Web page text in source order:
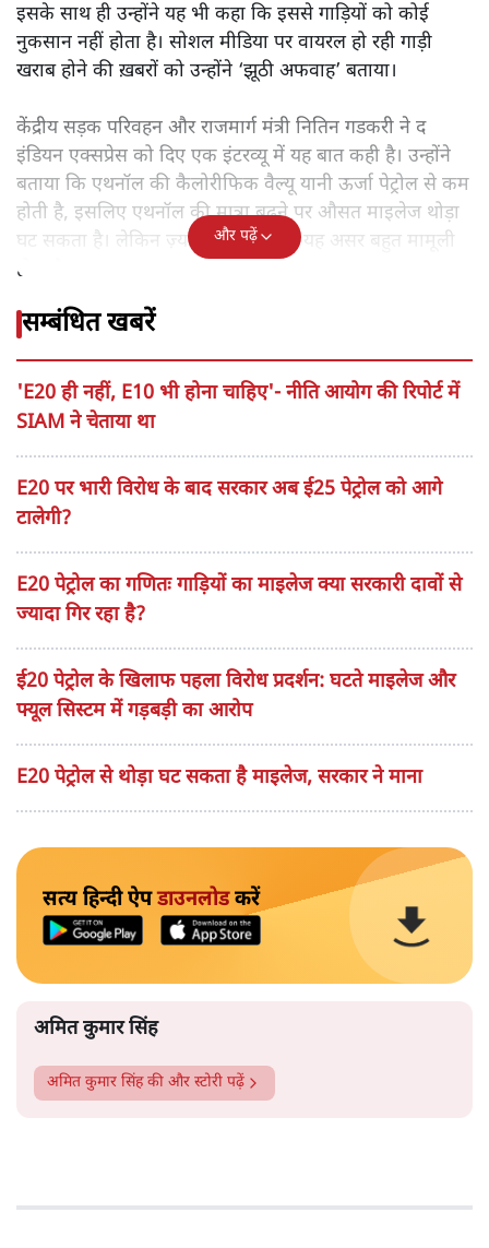
इसके साथ ही उन्होंने यह भी कहा कि इससे गाड़ियों को कोई
नुकसान नहीं होता है। सोशल मीडिया पर वायरल हो रही गाड़ी
खराब होने की ख़बरों को उन्होंने ‘झूठी अफवाह’ बताया।
केंद्रीय सड़क परिवहन और राजमार्ग मंत्री नितिन गडकरी ने द
इंडियन एक्सप्रेस को दिए एक इंटरव्यू में यह बात कही है। उन्होंने
बताया कि एथनॉल की कैलोरीफिक वैल्यू यानी ऊर्जा पेट्रोल से कम
होती है, इसलिए एथनॉल की मात्रा बढ़ने पर औसत माइलेज थोड़ा
घट सकता है। लेकिन ज़्यादातर मामलों में यह असर बहुत मामूली
होता है।
और पढ़ें
सम्बंधित खबरें
'E20 ही नहीं, E10 भी होना चाहिए'- नीति आयोग की रिपोर्ट में
SIAM ने चेताया था
E20 पर भारी विरोध के बाद सरकार अब ई25 पेट्रोल को आगे
टालेगी?
E20 पेट्रोल का गणितः गाड़ियों का माइलेज क्या सरकारी दावों से
ज्यादा गिर रहा है?
ई20 पेट्रोल के खिलाफ पहला विरोध प्रदर्शन: घटते माइलेज और
फ्यूल सिस्टम में गड़बड़ी का आरोप
E20 पेट्रोल से थोड़ा घट सकता है माइलेज, सरकार ने माना
सत्य हिन्दी ऐपडाउनलोडकरें
अमित कुमार सिंह
अमित कुमार सिंहकी और स्टोरी पढ़ें